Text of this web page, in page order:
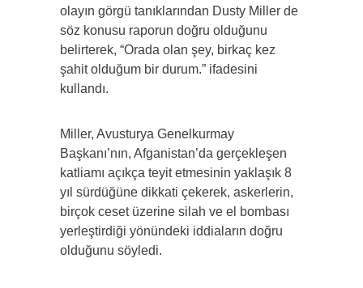
olayın görgü tanıklarından Dusty Miller de
söz konusu raporun doğru olduğunu
belirterek, “Orada olan şey, birkaç kez
şahit olduğum bir durum.” ifadesini
kullandı.
Miller, Avusturya Genelkurmay
Başkanı’nın, Afganistan’da gerçekleşen
katliamı açıkça teyit etmesinin yaklaşık 8
yıl sürdüğüne dikkati çekerek, askerlerin,
birçok ceset üzerine silah ve el bombası
yerleştirdiği yönündeki iddiaların doğru
olduğunu söyledi.